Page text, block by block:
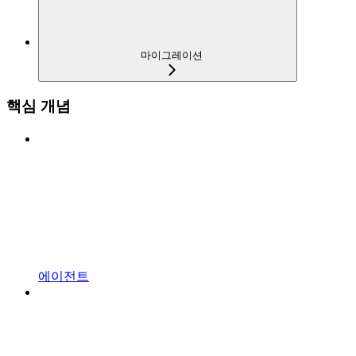
마이그레이션
핵심 개념
에이전트